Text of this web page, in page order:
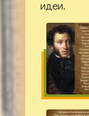
идеи.